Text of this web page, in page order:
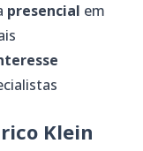
presencial em
Klein